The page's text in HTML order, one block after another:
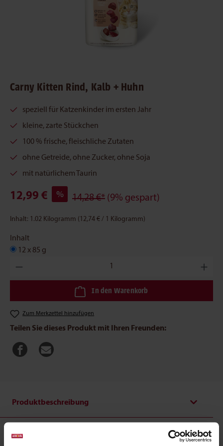
Carny Kitten Rind, Kalb + Huhn
speziell für Katzenkinder im ersten Jahr
kleine, zarte Stückchen
100 % frische, fleischliche Zutaten
ohne Getreide, ohne Zucker, ohne Soja
mit natürlichem Taurin
12,99 € % 14,28 €* (9% gespart)
Inhalt: 1.02 Kilogramm (12,74 € / 1 Kilogramm)
Inhalt
12 x 85 g
Produkt Anzahl: Gib den gewünschten Wert ein oder benutze
In den Warenkorb
Zum Merkzettel hinzufügen
Teilen Sie dieses Produkt mit Ihren Freunden:
Produktbeschreibung
Carny Kitten Rind, Kalb + Huhn: Kittenfutter im